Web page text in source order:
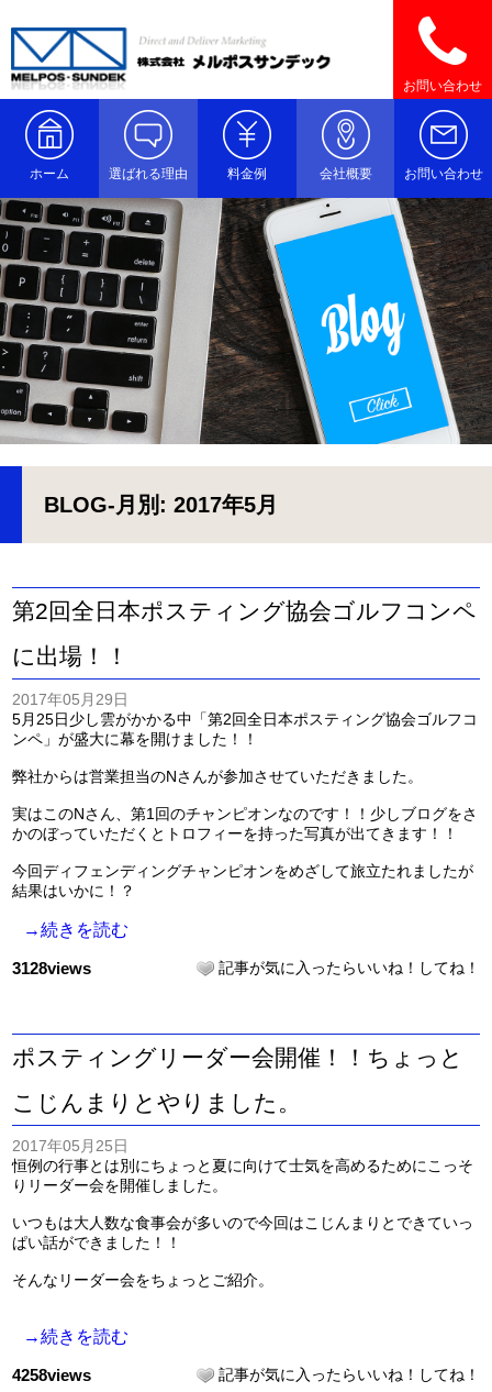
お問い合わせ
ホーム 選ばれる理由 料金例 会社概要 お問い合わせ
BLOG-月別: 2017年5月
第2回全日本ポスティング協会ゴルフコンペ
に出場！！
2017年05月29日
5月25日少し雲がかかる中「第2回全日本ポスティング協会ゴルフコ
ンペ」が盛大に幕を開けました！！
弊社からは営業担当のNさんが参加させていただきました。
実はこのNさん、第1回のチャンピオンなのです！！少しブログをさ
かのぼっていただくとトロフィーを持った写真が出てきます！！
今回ディフェンディングチャンピオンをめざして旅立たれましたが
結果はいかに！？
→続きを読む
3128views 記事が気に入ったらいいね！してね！
ポスティングリーダー会開催！！ちょっと
こじんまりとやりました。
2017年05月25日
恒例の行事とは別にちょっと夏に向けて士気を高めるためにこっそ
りリーダー会を開催しました。
いつもは大人数な食事会が多いので今回はこじんまりとできていっ
ぱい話ができました！！
そんなリーダー会をちょっとご紹介。
→続きを読む
4258views 記事が気に入ったらいいね！してね！